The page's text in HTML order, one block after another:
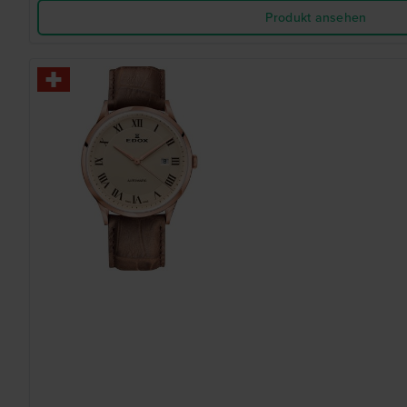
Produkt ansehen